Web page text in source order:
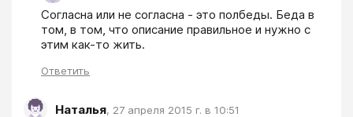
Согласна или не согласна - это полбеды. Беда в
том, в том, что описание правильное и нужно с
этим как-то жить.
Ответить
Наталья, 27 апреля 2015 г. в 10:51